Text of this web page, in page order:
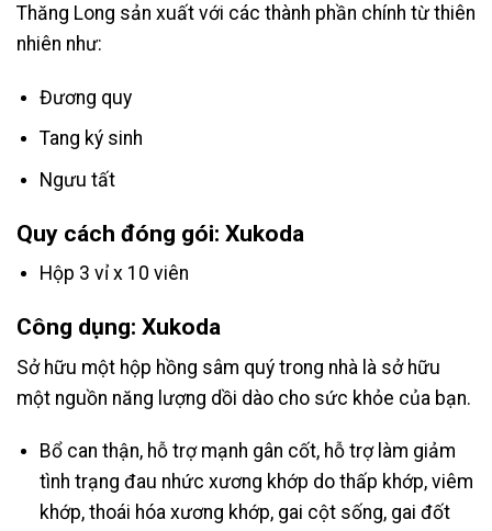
Thăng Long sản xuất với các thành phần chính từ thiên
nhiên như:
Đương quy
Tang ký sinh
Ngưu tất
Quy cách đóng gói: Xukoda
Hộp 3 vỉ x 10 viên
Công dụng: Xukoda
Sở hữu một hộp hồng sâm quý trong nhà là sở hữu
một nguồn năng lượng dồi dào cho sức khỏe của bạn.
Bổ can thận, hỗ trợ mạnh gân cốt, hỗ trợ làm giảm
tình trạng đau nhức xương khớp do thấp khớp, viêm
khớp, thoái hóa xương khớp, gai cột sống, gai đốt